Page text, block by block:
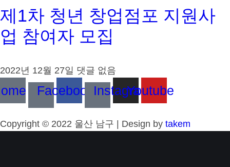
제1차 청년 창업점포 지원사
업 참여자 모집
2022년 12월 27일 댓글 없음
Facebook InstagramYoutube
Copyright © 2022 울산 남구 | Design by takem